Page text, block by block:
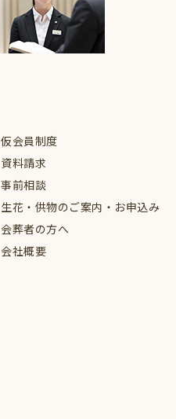
仮会員制度
資料請求
事前相談
生花・供物のご案内・お申込み
会葬者の方へ
会社概要